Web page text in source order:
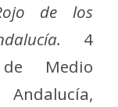
de los
4
Medio